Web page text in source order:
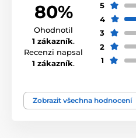
80%
Ohodnotil
1 zákazník.
Recenzi napsal
1 zákazník.
5
4
3
2
1
Zobrazit všechna hodnocení